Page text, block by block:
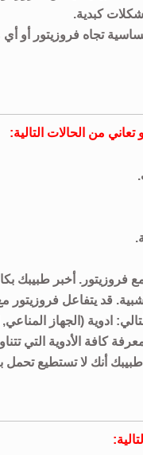
كبدية.
تجاه فروزيتور أو
من الحالات التالية:
مع فروزيتور. أخبر طبيبك
قد يتفاعل فروزيتور
ادوية (الجهاز
كافة الأدوية التي
طبيبك أنك لا تستطيع